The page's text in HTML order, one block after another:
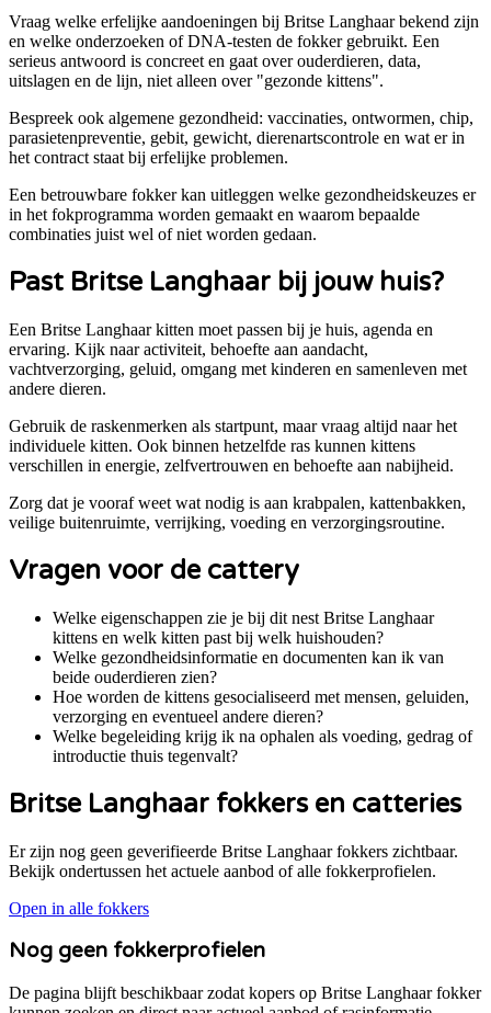
Vraag welke erfelijke aandoeningen bij Britse Langhaar bekend zijn
en welke onderzoeken of DNA-testen de fokker gebruikt. Een
serieus antwoord is concreet en gaat over ouderdieren, data,
uitslagen en de lijn, niet alleen over "gezonde kittens".
Bespreek ook algemene gezondheid: vaccinaties, ontwormen, chip,
parasietenpreventie, gebit, gewicht, dierenartscontrole en wat er in
het contract staat bij erfelijke problemen.
Een betrouwbare fokker kan uitleggen welke gezondheidskeuzes er
in het fokprogramma worden gemaakt en waarom bepaalde
combinaties juist wel of niet worden gedaan.
Past Britse Langhaar bij jouw huis?
Een Britse Langhaar kitten moet passen bij je huis, agenda en
ervaring. Kijk naar activiteit, behoefte aan aandacht,
vachtverzorging, geluid, omgang met kinderen en samenleven met
andere dieren.
Gebruik de raskenmerken als startpunt, maar vraag altijd naar het
individuele kitten. Ook binnen hetzelfde ras kunnen kittens
verschillen in energie, zelfvertrouwen en behoefte aan nabijheid.
Zorg dat je vooraf weet wat nodig is aan krabpalen, kattenbakken,
veilige buitenruimte, verrijking, voeding en verzorgingsroutine.
Vragen voor de cattery
Welke eigenschappen zie je bij dit nest Britse Langhaar
kittens en welk kitten past bij welk huishouden?
Welke gezondheidsinformatie en documenten kan ik van
beide ouderdieren zien?
Hoe worden de kittens gesocialiseerd met mensen, geluiden,
verzorging en eventueel andere dieren?
Welke begeleiding krijg ik na ophalen als voeding, gedrag of
introductie thuis tegenvalt?
Britse Langhaar fokkers en catteries
Er zijn nog geen geverifieerde Britse Langhaar fokkers zichtbaar.
Bekijk ondertussen het actuele aanbod of alle fokkerprofielen.
Open in alle fokkers
Nog geen fokkerprofielen
De pagina blijft beschikbaar zodat kopers op Britse Langhaarfokker